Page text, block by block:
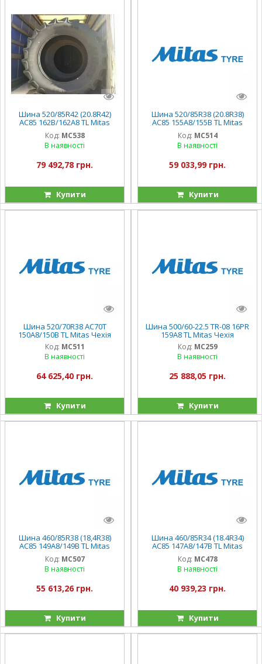
Шина 520/85R42 (20.8R42)
AC85 162B/162A8 TL Mitas
Чехія
Код: MC538
В наявності
79 492,78 грн.
Купити
Шина 520/85R38 (20.8R38)
AC85 155A8/155B TL Mitas
Чехія
Код: MC514
В наявності
59 033,99 грн.
Купити
Шина 520/70R38 AC70T
150A8/150B TL Mitas Чехія
Код: MC511
В наявності
64 625,40 грн.
Купити
Шина 500/60-22.5 TR-08 16PR
159A8 TL Mitas Чехія
Код: MC259
В наявності
25 888,05 грн.
Купити
Шина 460/85R38 (18,4R38)
AC85 149A8/149B TL Mitas
Чехія
Код: MC507
В наявності
55 613,26 грн.
Купити
Шина 460/85R34 (18.4R34)
AC85 147A8/147B TL Mitas
Чехія
Код: MC478
В наявності
40 939,23 грн.
Купити